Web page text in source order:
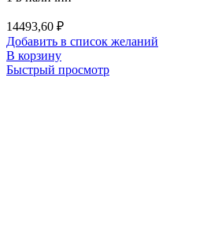
14493,60 ₽
Добавить в список желаний
В корзину
Быстрый просмотр